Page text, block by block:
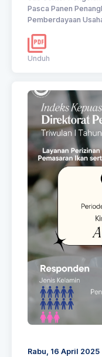
Pasca Panen
Pemberdayaan
Unduh
Rabu, 16 April 2025